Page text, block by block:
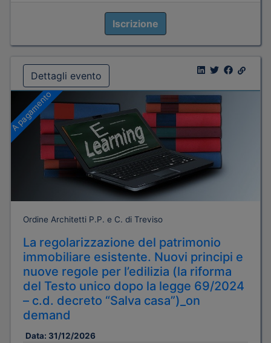
Iscrizione
Dettagli evento
A pagamento
Ordine Architetti P.P. e C. di Treviso
La regolarizzazione del patrimonio
immobiliare esistente. Nuovi principi e
nuove regole per l’edilizia (la riforma
del Testo unico dopo la legge 69/2024
– c.d. decreto “Salva casa”)_on
demand
Data: 31/12/2026